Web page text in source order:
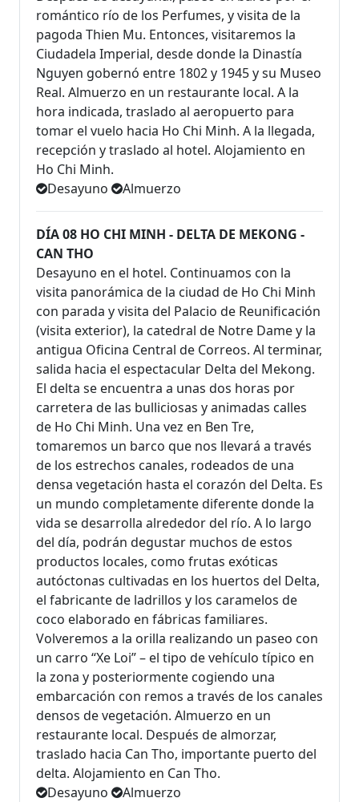
romántico río de los Perfumes, y visita de la
pagoda Thien Mu. Entonces, visitaremos la
Ciudadela Imperial, desde donde la Dinastía
Nguyen gobernó entre 1802 y 1945 y su Museo
Real. Almuerzo en un restaurante local. A la
hora indicada, traslado al aeropuerto para
tomar el vuelo hacia Ho Chi Minh. A la llegada,
recepción y traslado al hotel. Alojamiento en
Ho Chi Minh.
Desayuno
Almuerzo
DÍA 08 HO CHI MINH - DELTA DE MEKONG -
CAN THO
Desayuno en el hotel. Continuamos con la
visita panorámica de la ciudad de Ho Chi Minh
con parada y visita del Palacio de Reunificación
(visita exterior), la catedral de Notre Dame y la
antigua Oficina Central de Correos. Al terminar,
salida hacia el espectacular Delta del Mekong.
El delta se encuentra a unas dos horas por
carretera de las bulliciosas y animadas calles
de Ho Chi Minh. Una vez en Ben Tre,
tomaremos un barco que nos llevará a través
de los estrechos canales, rodeados de una
densa vegetación hasta el corazón del Delta. Es
un mundo completamente diferente donde la
vida se desarrolla alrededor del río. A lo largo
del día, podrán degustar muchos de estos
productos locales, como frutas exóticas
autóctonas cultivadas en los huertos del Delta,
el fabricante de ladrillos y los caramelos de
coco elaborado en fábricas familiares.
Volveremos a la orilla realizando un paseo con
un carro “Xe Loi” – el tipo de vehículo típico en
la zona y posteriormente cogiendo una
embarcación con remos a través de los canales
densos de vegetación. Almuerzo en un
restaurante local. Después de almorzar,
traslado hacia Can Tho, importante puerto del
delta. Alojamiento en Can Tho.
Desayuno
Almuerzo